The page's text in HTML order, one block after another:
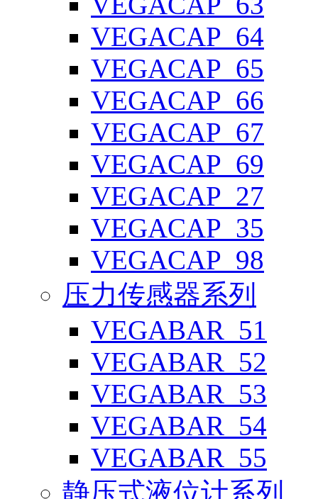
VEGACAP_64
VEGACAP_65
VEGACAP_66
VEGACAP_67
VEGACAP_69
VEGACAP_27
VEGACAP_35
VEGACAP_98
压力传感器系列
VEGABAR_51
VEGABAR_52
VEGABAR_53
VEGABAR_54
VEGABAR_55
静压式液位计系列